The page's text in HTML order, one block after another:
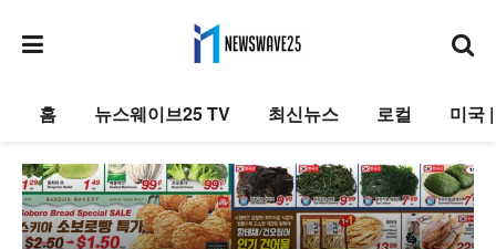
홈 뉴스웨이브25 TV 최신뉴스 로컬 미국